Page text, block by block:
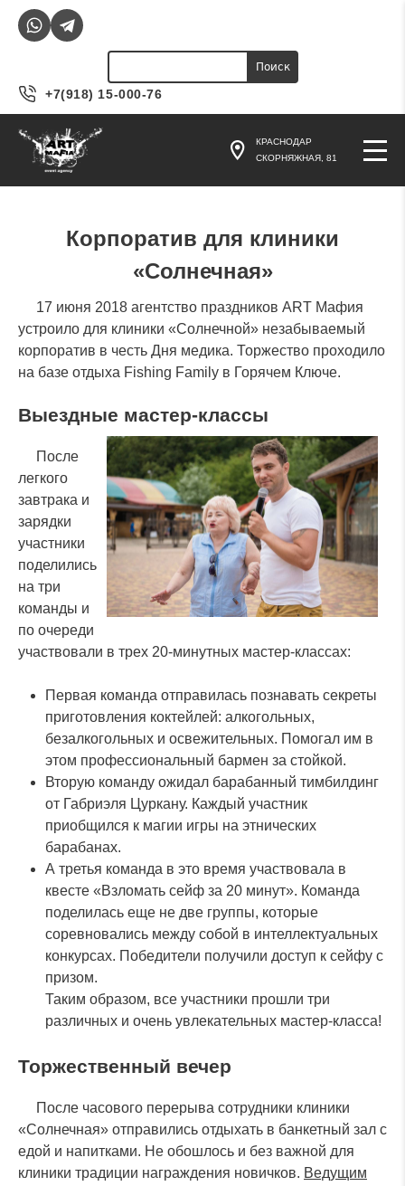
Форма поиска
+7(918) 15-000-76
КРАСНОДАР
СКОРНЯЖНАЯ, 81
Корпоратив для клиники
«Солнечная»
17 июня 2018 агентство праздников ART Мафия
устроило для клиники «Солнечной» незабываемый
корпоратив в честь Дня медика. Торжество проходило
на базе отдыха Fishing Family в Горячем Ключе.
Выездные мастер-классы
После
легкого
завтрака и
зарядки
участники
поделились
на три
команды и
по очереди
участвовали в трех 20-минутных мастер-классах:
Первая команда отправилась познавать секреты
приготовления коктейлей: алкогольных,
безалкогольных и освежительных. Помогал им в
этом профессиональный бармен за стойкой.
Вторую команду ожидал барабанный тимбилдинг
от Габриэля Цуркану. Каждый участник
приобщился к магии игры на этнических
барабанах.
А третья команда в это время участвовала в
квесте «Взломать сейф за 20 минут». Команда
поделилась еще не две группы, которые
соревновались между собой в интеллектуальных
конкурсах. Победители получили доступ к сейфу с
призом.
Таким образом, все участники прошли три
различных и очень увлекательных мастер-класса!
Торжественный вечер
После часового перерыва сотрудники клиники
«Солнечная» отправились отдыхать в банкетный зал с
едой и напитками. Не обошлось и без важной для
клиники традиции награждения новичков. Ведущим